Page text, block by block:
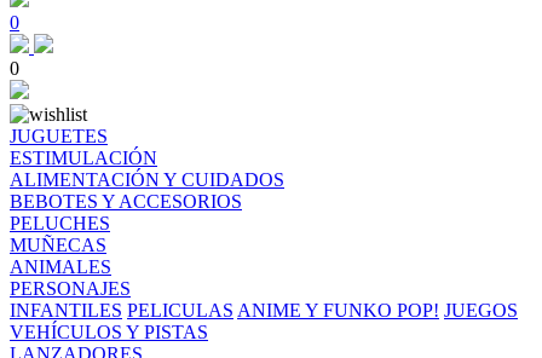
0
0
JUGUETES
ESTIMULACIÓN
ALIMENTACIÓN Y CUIDADOS
BEBOTES Y ACCESORIOS
PELUCHES
MUÑECAS
ANIMALES
PERSONAJES
INFANTILES PELICULAS ANIME Y FUNKO POP! JUEGOS
VEHÍCULOS Y PISTAS
LANZADORES